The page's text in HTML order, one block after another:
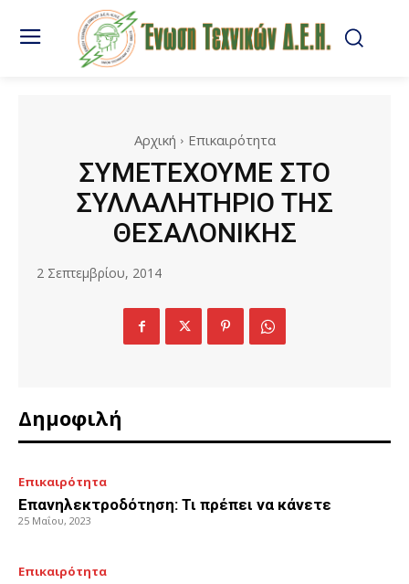
Αρχική Επικαιρότητα
ΣΥΜΕΤΕΧΟΥΜΕ ΣΤΟ
ΣΥΛΛΑΛΗΤΗΡΙΟ ΤΗΣ
ΘΕΣΑΛΟΝΙΚΗΣ
2 Σεπτεμβρίου, 2014
Δημοφιλή
Επικαιρότητα
Επανηλεκτροδότηση: Τι πρέπει να κάνετε
25 Μαΐου, 2023
Επικαιρότητα